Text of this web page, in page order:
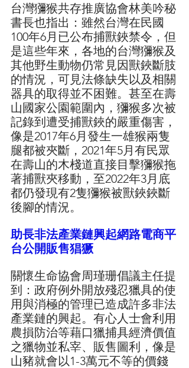
台灣獼猴共存推廣協會林美吟秘
書長也指出：雖然台灣在民國
100年6月已公布捕獸鋏禁令，但
是這些年來，各地的台灣獼猴及
其他野生動物仍常見因獸鋏斷肢
的情況，可見法條缺失以及相關
器具的取得並不困難。甚至在壽
山國家公園範圍內，獼猴多次被
記錄到遭受捕獸鋏的嚴重傷害，
像是2017年6月發生一雄猴兩隻
腿都被夾斷，2021年5月有民眾
在壽山的木棧道直接目擊獼猴拖
著捕獸夾移動，至2022年3月底
都仍發現有2隻獼猴被獸鋏鋏斷
後腳的情況。
助長非法產業鏈興起網路電商平
台公開販售猖獗
關懷生命協會周瑾珊倡議主任提
到：政府例外開放殘忍獵具的使
用與消極的管理已造成許多非法
產業鏈的興起。有心人士會利用
農損防治等藉口獵捕具經濟價值
之獵物並私宰、販售圖利，像是
山豬就會以1-3萬元不等的價錢